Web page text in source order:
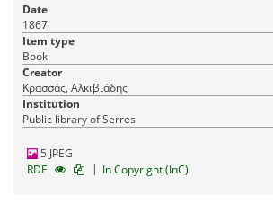
Date
1867
Item type
Book
Creator
Κρασσάς, Αλκιβιάδης
Institution
Public library of Serres
5 JPEG
RDF
| In Copyright (InC)